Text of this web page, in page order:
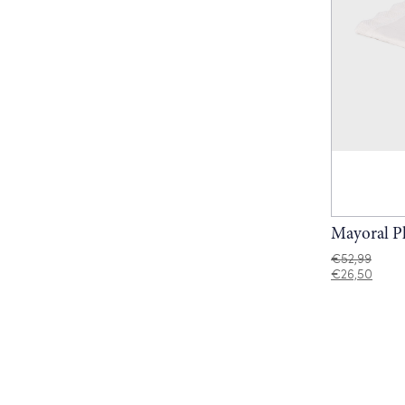
Mayoral
€52,99
€26,50